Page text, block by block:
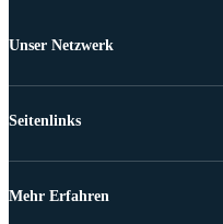
Unser Netzwerk
Seitenlinks
Mehr Erfahren